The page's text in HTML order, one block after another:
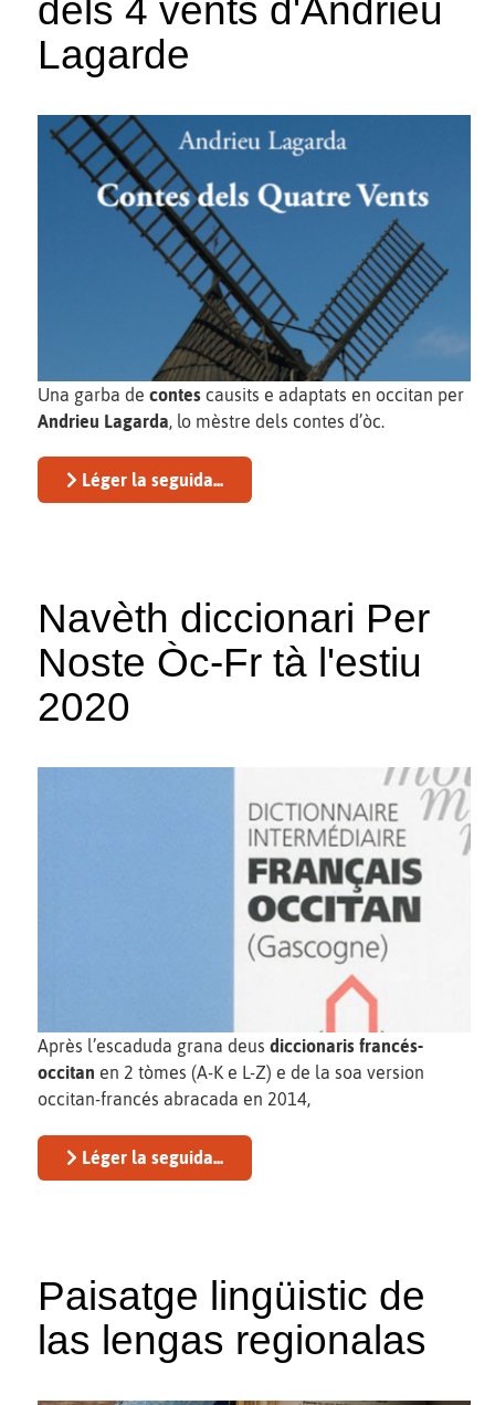
dels 4 vents d'Andrieu
Lagarde
Una garba de contes causits e adaptats en occitan per
Andrieu Lagarda , lo mèstre dels contes d’òc.
Léger la seguida...
Navèth diccionari Per
Noste Òc-Fr tà l'estiu
2020
Après l’escaduda grana deus diccionaris francés-
occitan en 2 tòmes (A-K e L-Z) e de la soa version
occitan-francés abracada en 2014,
Léger la seguida...
Paisatge lingüistic de
las lengas regionalas